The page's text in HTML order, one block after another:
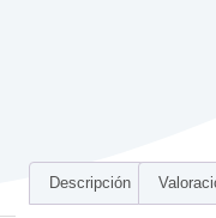
Descripción